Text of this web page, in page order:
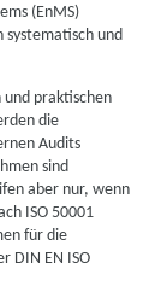
(EnMS)
systematisch und
praktischen
die
Audits
sind
aber nur, wenn
ISO 50001
für die
DIN EN ISO